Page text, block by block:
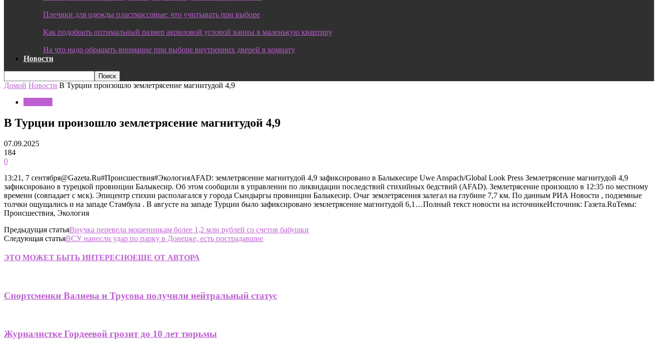
Плечики для одежды пластмассовые: что учитывать при выборе
Как подобрать оптимальный размер акриловой угловой ванны в маленькую квартиру
На что надо обращать внимание при выборе внутренних дверей в комнату
Новости
Домой Новости В Турции произошло землетрясение магнитудой 4,9
В Турции произошло землетрясение магнитудой 4,9
07.09.2025
184
0
13:21, 7 сентября@Gazeta.Ru#Происшествия#ЭкологияAFAD: землетрясение магнитудой 4,9 зафиксировано в Балыкесире Uwe Anspach/Global Look Press Землетрясение магнитудой 4,9
зафиксировано в турецкой провинции Балыкесир. Об этом сообщили в управлении по ликвидации последствий стихийных бедствий (AFAD). Землетрясение произошло в 12:35 по местному
времени (совпадает с мск). Эпицентр стихии располагался у города Сындыргы провинции Балыкесир. Очаг землетрясения залегал на глубине 7,7 км. По данным РИА Новости , подземные
толчки ощущались и на западе Стамбула . В августе на западе Турции было зафиксировано землетрясение магнитудой 6,1…Полный текст новости на источникеИсточник: Газета.RuТемы:
Происшествия, Экология
Предыдущая статьяВнучка перевела мошенникам более 1,2 млн рублей со счетов бабушки
Следующая статьяВСУ нанесли удар по парку в Донецке, есть пострадавшие
ЭТО МОЖЕТ БЫТЬ ИНТЕРЕСНОЕЩЕ ОТ АВТОРА
Спортсменки Валиева и Трусова получили нейтральный статус
Журналистке Гордеевой грозит до 10 лет тюрьмы